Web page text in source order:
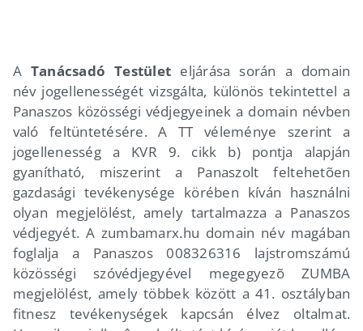
A Tanácsadó Testület eljárása során a domain
név jogellenességét vizsgálta, különös tekintettel a
Panaszos közösségi védjegyeinek a domain névben
való feltüntetésére. A TT véleménye szerint a
jogellenesség a KVR 9. cikk b) pontja alapján
gyanítható, miszerint a Panaszolt feltehetõen
gazdasági tevékenysége körében kíván használni
olyan megjelölést, amely tartalmazza a Panaszos
védjegyét. A zumbamarx.hu domain név magában
foglalja a Panaszos 008326316 lajstromszámú
közösségi szóvédjegyével megegyezõ ZUMBA
megjelölést, amely többek között a 41. osztályban
fitnesz tevékenységek kapcsán élvez oltalmat.